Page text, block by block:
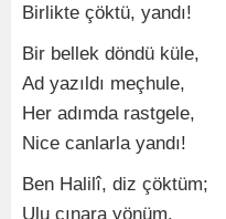
Birlikte çöktü, yandı!
Bir bellek döndü küle,
Ad yazıldı meçhule,
Her adımda rastgele,
Nice canlarla yandı!
Ben Halilî, diz çöktüm;
Ulu çınara yönüm.